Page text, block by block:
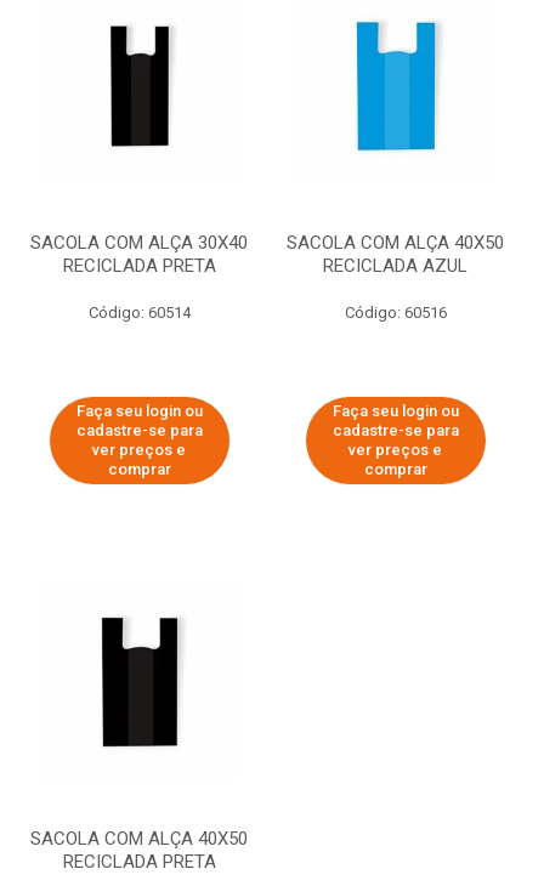
SACOLA COM ALÇA 30X40
RECICLADA PRETA
Código: 60514
Faça seu login ou
cadastre-se para
ver preços e
comprar
SACOLA COM ALÇA 40X50
RECICLADA AZUL
Código: 60516
Faça seu login ou
cadastre-se para
ver preços e
comprar
SACOLA COM ALÇA 40X50
RECICLADA PRETA